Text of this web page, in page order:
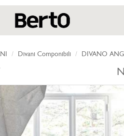
Divani Componibili DIVANO